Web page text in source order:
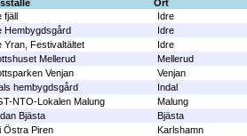
Ort
fjäll
Idre
Hembygdsgård
Idre
Yran, Festivaltältet
Idre
Mellerud
Mellerud
Venjan
Venjan
hembygdsgård
Indal
NTO-Lokalen Malung
Malung
Bjästa
Bjästa
Östra Piren
Karlshamn